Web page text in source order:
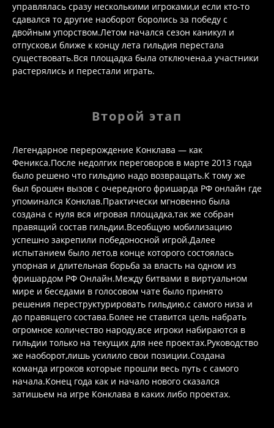
управлялась сразу несколькими игроками,и если кто-то
сдавался то другие наоборот боролись за победу с
двойным упорством.Летом начался сезон каникул и
отпусков,и ближе к концу лета гильдия перестала
существовать.Вся площадка была отключена,а участники
растерялись и перестали играть.
Второй этап
Легендарное перерождение Конклава — как
Феникса.После недолгих переговоров в марте 2013 года
было решено что гильдию надо возвращать.К тому же
был брошен вызов с очередного фришарда РФ онлайн где
упоминался Конклав.Практически мгновенно была
создана с нуля вся игровая площадка,так же собран
правящий состав гильдии.Всеобщую мобилизацию
успешно закрепили победоносной игрой.Далее
испытанием было лето,в конце которого состоялась
упорная и длительная борьба за власть на одном из
фришардом РФ Онлайн.Между битвами в виртуальном
мире и беседами в голосовом чате было принято
решения переструктурировать гильдию,с самого низа и
до правящего состава.Более не ставится цель набрать
огромное количество народу,все игроки набираются в
гильдии только на текущих для нее проектах.Руководство
же наоборот,лишь усилило свои позиции.Создана
команда игроков которые прошли весь путь с самого
начала.Конец года как и начало нового сказался
затишьем на игре Конклава в каких либо проектах.